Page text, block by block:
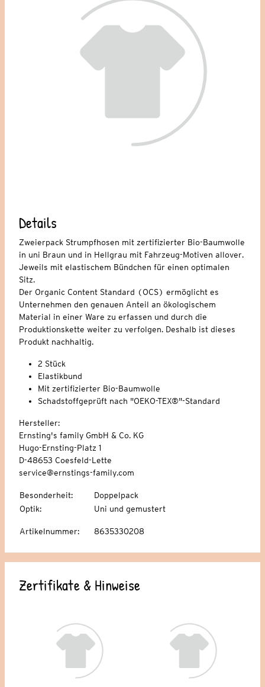
Details
Zweierpack Strumpfhosen mit zertifizierter Bio-Baumwolle
in uni Braun und in Hellgrau mit Fahrzeug-Motiven allover.
Jeweils mit elastischem Bündchen für einen optimalen
Sitz.
Der Organic Content Standard (OCS) ermöglicht es
Unternehmen den genauen Anteil an ökologischem
Material in einer Ware zu erfassen und durch die
Produktionskette weiter zu verfolgen. Deshalb ist dieses
Produkt nachhaltig.
2 Stück
Elastikbund
Mit zertifizierter Bio-Baumwolle
Schadstoffgeprüft nach "OEKO-TEX®"-Standard
Hersteller:
Ernsting's family GmbH & Co. KG
Hugo-Ernsting-Platz 1
D-48653 Coesfeld-Lette
service@ernstings-family.com
Besonderheit:
Doppelpack
Optik: Uni und gemustert
Artikelnummer: 8635330208
Zertifikate & Hinweise